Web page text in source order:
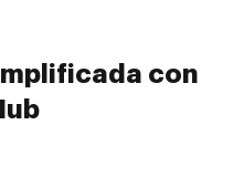
con